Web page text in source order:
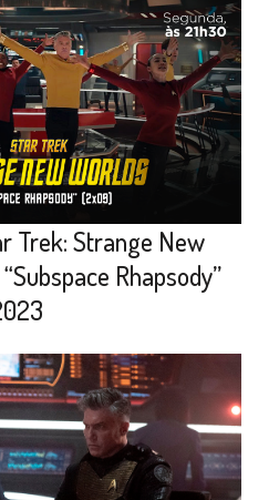
Trek: Strange New
Rhapsody”